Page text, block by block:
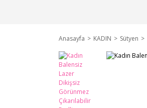
Anasayfa KADIN Sütyen